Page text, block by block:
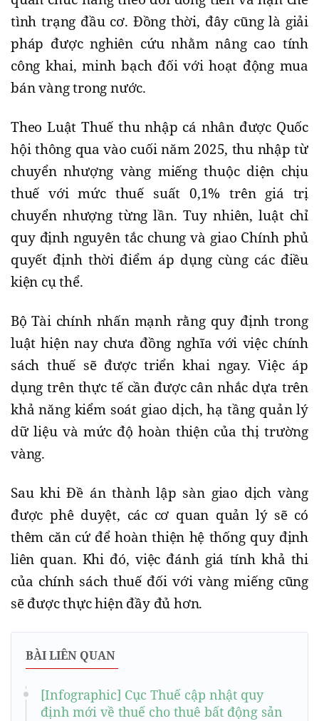
tình trạng đầu cơ. Đồng thời, đây cũng là giải
pháp được nghiên cứu nhằm nâng cao tính
công khai, minh bạch đối với hoạt động mua
bán vàng trong nước.
Theo Luật Thuế thu nhập cá nhân được Quốc
hội thông qua vào cuối năm 2025, thu nhập từ
chuyển nhượng vàng miếng thuộc diện chịu
thuế với mức thuế suất 0,1% trên giá trị
chuyển nhượng từng lần. Tuy nhiên, luật chỉ
quy định nguyên tắc chung và giao Chính phủ
quyết định thời điểm áp dụng cùng các điều
kiện cụ thể.
Bộ Tài chính nhấn mạnh rằng quy định trong
luật hiện nay chưa đồng nghĩa với việc chính
sách thuế sẽ được triển khai ngay. Việc áp
dụng trên thực tế cần được cân nhắc dựa trên
khả năng kiểm soát giao dịch, hạ tầng quản lý
dữ liệu và mức độ hoàn thiện của thị trường
vàng.
Sau khi Đề án thành lập sàn giao dịch vàng
được phê duyệt, các cơ quan quản lý sẽ có
thêm căn cứ để hoàn thiện hệ thống quy định
liên quan. Khi đó, việc đánh giá tính khả thi
của chính sách thuế đối với vàng miếng cũng
sẽ được thực hiện đầy đủ hơn.
BÀI LIÊN QUAN
[Infographic] Cục Thuế cập nhật quy
định mới về thuế cho thuê bất động sản